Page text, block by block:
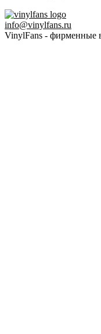
info@vinylfans.ru
VinylFans - фирменные